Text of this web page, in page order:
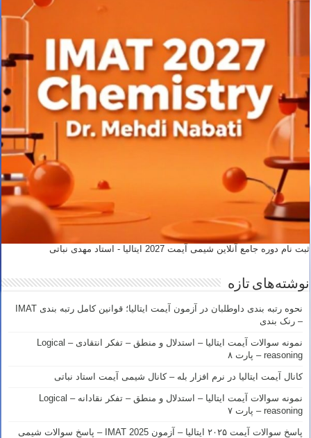
ثبت نام دوره جامع آنلاین شیمی آیمت 2027 ایتالیا - استاد مهدی نباتی
نوشته‌های تازه
نحوه رتبه بندی داوطلبان در آزمون آیمت ایتالیا؛ قوانین کامل رتبه بندی IMAT
– رنک بندی
نمونه سوالات آیمت ایتالیا – استدلال و منطق – تفکر انتقادی – Logical
reasoning – پارت ۸
کانال آیمت ایتالیا در نرم افزار بله – کانال شیمی آیمت استاد نباتی
نمونه سوالات آیمت ایتالیا – استدلال و منطق – تفکر نقادانه – Logical
reasoning – پارت ۷
پاسخ سوالات آیمت ۲۰۲۵ ایتالیا – آزمون IMAT 2025 – پاسخ سوالات شیمی